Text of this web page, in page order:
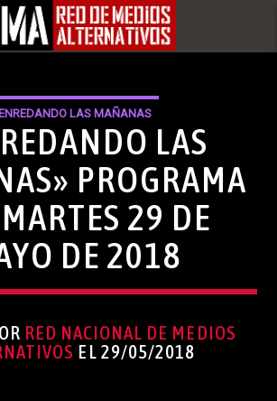
ENREDANDO LAS MAÑANAS
LAS
PROGRAMA
29 DE
DE 2018
RED NACIONAL DE MEDIOS
EL 29/05/2018